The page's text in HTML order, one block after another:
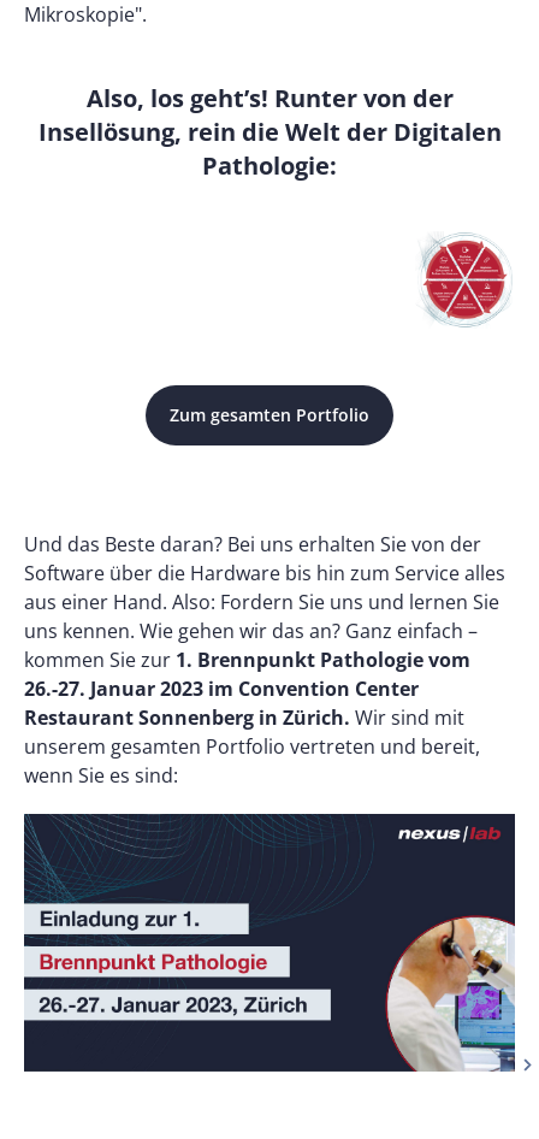
Mikroskopie".
Also, los geht’s! Runter von der
Insellösung, rein die Welt der Digitalen
Pathologie:
Zum gesamten Portfolio
Und das Beste daran? Bei uns erhalten Sie von der
Software über die Hardware bis hin zum Service alles
aus einer Hand. Also: Fordern Sie uns und lernen Sie
uns kennen. Wie gehen wir das an? Ganz einfach –
kommen Sie zur 1. Brennpunkt Pathologie vom
26.-27. Januar 2023 im Convention Center
Restaurant Sonnenberg in Zürich. Wir sind mit
unserem gesamten Portfolio vertreten und bereit,
wenn Sie es sind: